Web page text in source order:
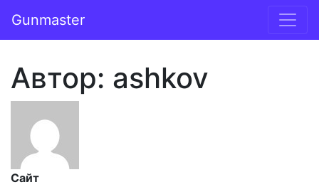
Основная навигация
Gunmaster
Автор: ashkov
Сайт